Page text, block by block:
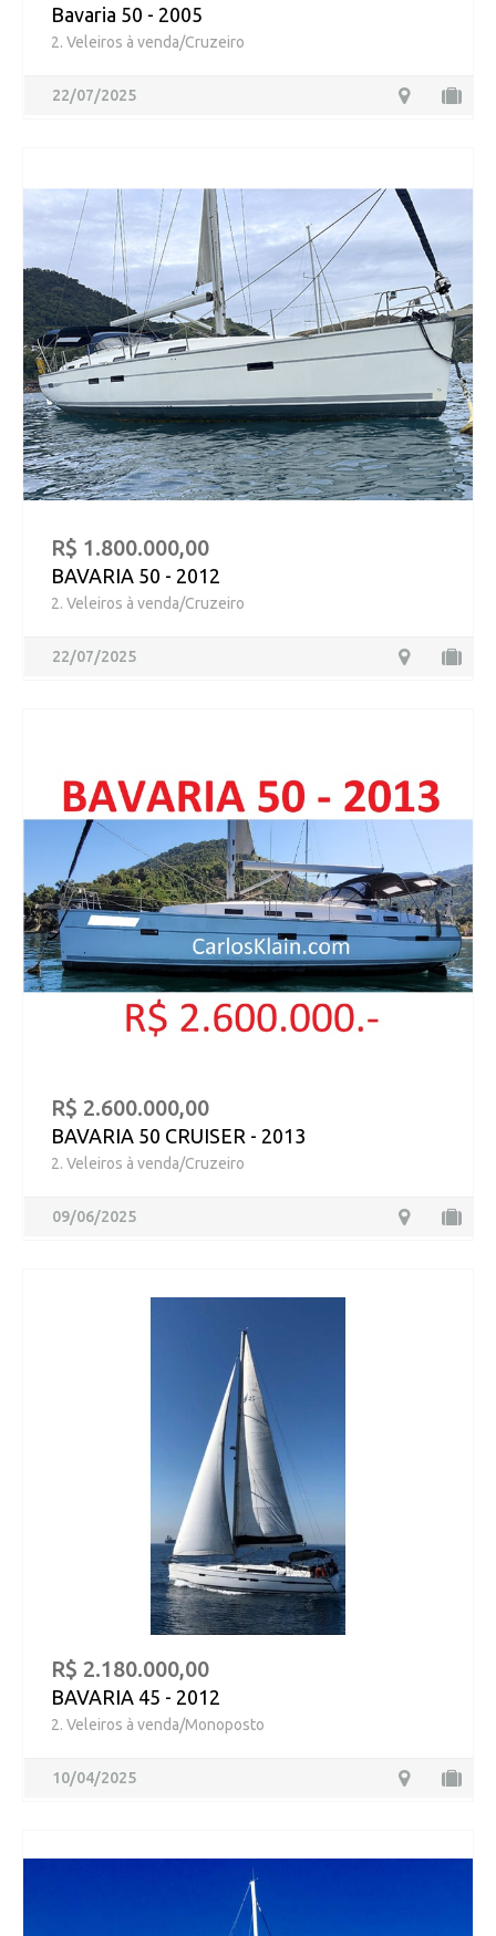
Bavaria 50 - 2005
2. Veleiros à venda/Cruzeiro
22/07/2025
R$ 1.800.000,00
BAVARIA 50 - 2012
2. Veleiros à venda/Cruzeiro
22/07/2025
R$ 2.600.000,00
BAVARIA 50 CRUISER - 2013
2. Veleiros à venda/Cruzeiro
09/06/2025
R$ 2.180.000,00
BAVARIA 45 - 2012
2. Veleiros à venda/Monoposto
10/04/2025